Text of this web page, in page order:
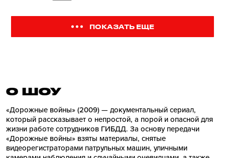
ПОКАЗАТЬ ЕЩЕ
О ШОУ
«Дорожные войны» (2009) — документальный сериал,
который рассказывает о непростой, а порой и опасной для
жизни работе сотрудников ГИБДД. За основу передачи
«Дорожные войны» взяты материалы, снятые
видеорегистраторами патрульных машин, уличными